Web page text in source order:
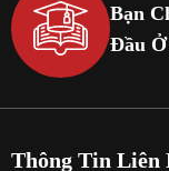
Bạn
Đầu
Thông Tin Liên